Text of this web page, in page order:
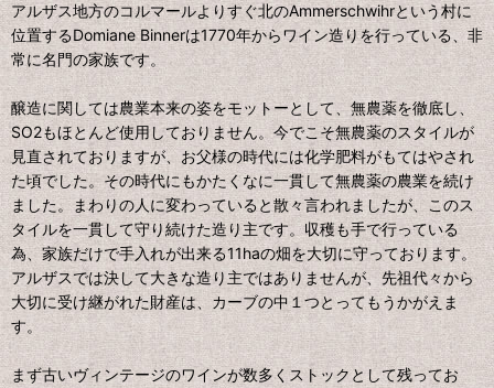
アルザス地方のコルマールよりすぐ北のAmmerschwihrという村に
位置するDomiane Binnerは1770年からワイン造りを行っている、非
常に名門の家族です。
醸造に関しては農業本来の姿をモットーとして、無農薬を徹底し、
SO2もほとんど使用しておりません。今でこそ無農薬のスタイルが
見直されておりますが、お父様の時代には化学肥料がもてはやされ
た頃でした。その時代にもかたくなに一貫して無農薬の農業を続け
ました。まわりの人に変わっていると散々言われましたが、このス
タイルを一貫して守り続けた造り主です。収穫も手で行っている
為、家族だけで手入れが出来る11haの畑を大切に守っております。
アルザスでは決して大きな造り主ではありませんが、先祖代々から
大切に受け継がれた財産は、カーブの中１つとってもうかがえま
す。
まず古いヴィンテージのワインが数多くストックとして残ってお